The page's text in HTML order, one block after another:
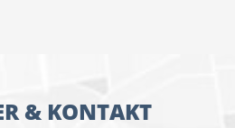
& KONTAKT